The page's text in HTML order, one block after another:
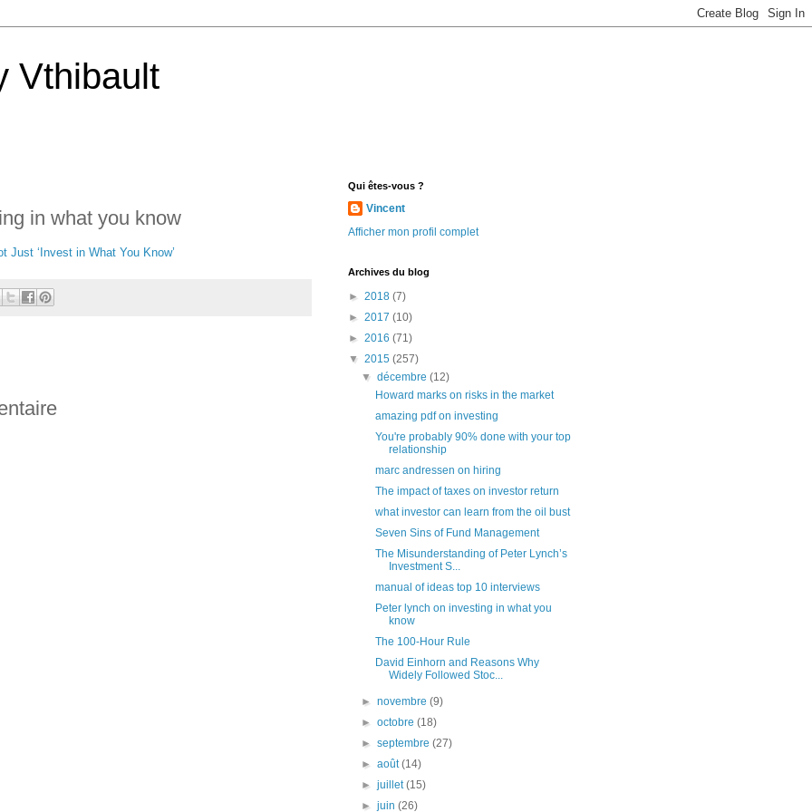
Vthibault
in what you know
Just ‘Invest in What You Know’
Qui êtes-vous ?
Vincent
Afficher mon profil complet
Archives du blog
► 2018 (7)
► 2017 (10)
► 2016 (71)
▼ 2015 (257)
▼décembre(12)
Howard marks on risks in the market
amazing pdf on investing
You're probably 90% done with your top
relationship
marc andressen on hiring
The impact of taxes on investor return
what investor can learn from the oil bust
Seven Sins of Fund Management
The Misunderstanding of Peter Lynch’s
Investment S...
manual of ideas top 10 interviews
Peter lynch on investing in what you
know
The 100-Hour Rule
David Einhorn and Reasons Why
Widely Followed Stoc...
►novembre(9)
►octobre(18)
►septembre(27)
►août(14)
►juillet(15)
►juin(26)